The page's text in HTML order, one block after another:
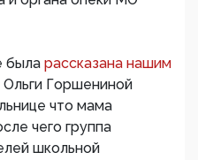
была рассказана нашим
Горшениной
что мама
чего группа
школьной